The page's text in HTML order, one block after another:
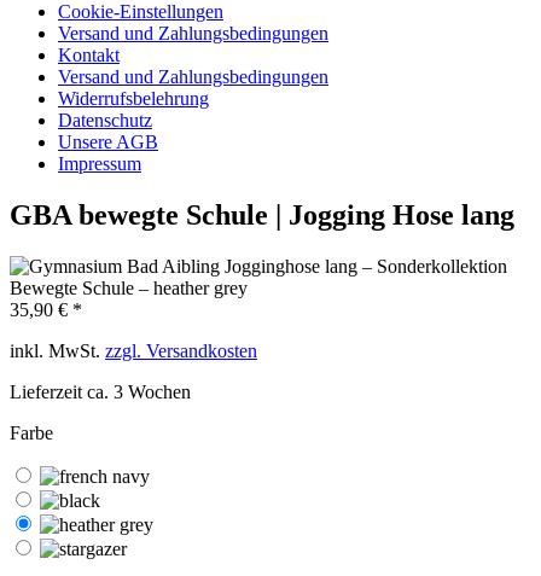
Cookie-Einstellungen
Versand und Zahlungsbedingungen
Kontakt
Versand und Zahlungsbedingungen
Widerrufsbelehrung
Datenschutz
Unsere AGB
Impressum
GBA bewegte Schule | Jogging Hose lang
35,90 € *
inkl. MwSt. zzgl. Versandkosten
Lieferzeit ca. 3 Wochen
Farbe